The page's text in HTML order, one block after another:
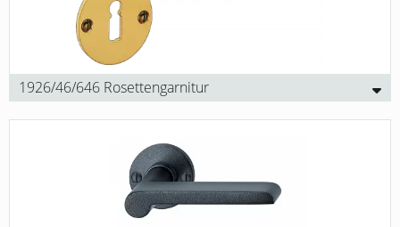
1926/46/646 Rosettengarnitur